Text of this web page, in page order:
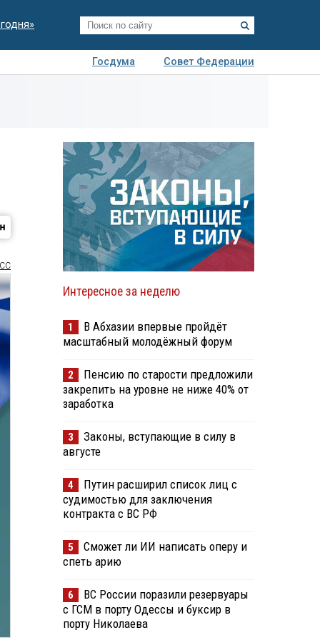
Госдума
Совет Федерации
Интересное за неделю
1
В Абхазии впервые пройдёт
масштабный молодёжный форум
2
Пенсию по старости предложили
закрепить на уровне не ниже 40% от
заработка
3
Законы, вступающие в силу в
августе
4
Путин расширил список лиц с
судимостью для заключения
контракта с ВС РФ
5
Сможет ли ИИ написать оперу и
спеть арию
6
ВС России поразили резервуары
с ГСМ в порту Одессы и буксир в
порту Николаева